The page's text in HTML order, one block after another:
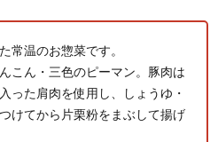
常温のお惣菜です。
こん・三色のピーマン。豚肉は
った肩肉を使用し、しょうゆ・
けてから片栗粉をまぶして揚げ